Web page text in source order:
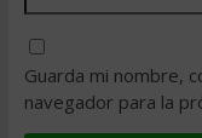
Guarda mi nombre,
navegador para la